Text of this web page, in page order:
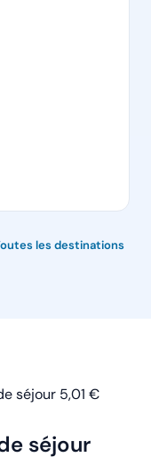
les destinations
séjour 5,01 €
séjour